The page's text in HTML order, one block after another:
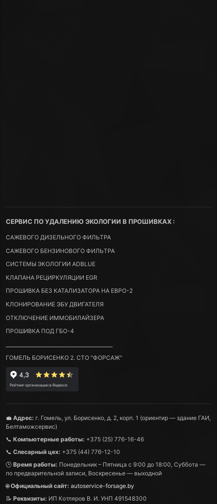
СЕРВИС ПО УДАЛЕНИЮ ЭКОЛОГИИ В ПРОШИВКАХ :
САЖЕВОГО ДИЗЕЛЬНОГО ФИЛЬТРА
САЖЕВОГО БЕНЗИНОВОГО ФИЛЬТРА
СИСТЕМЫ ЭКОЛОГИИ ADBLUE
КЛАПАНА РЕЦИРКУЛЯЦИИ EGR
ПРОШИВКА БЕЗ КАТАЛИЗАТОРА НА ЕВРО-2
КЛОНИРОВАНИЕ ЭБУ ДВИГАТЕЛЯ
ОТКЛЮЧЕНИЕ ИММОБИЛАЙЗЕРА
ПРОШИВКА ПОД ГБО-4
ГОМЕЛЬ БОРИСЕНКО 2. СТО "ФОРСАЖ"
💼 Адрес: г. Гомель, ул. Борисенко, д. 2, корп. 1 (ориентир — здание ГАИ,
Белтаможсервис)
📞 Компьютерные работы: +375 (25) 776-16-46
📞 Слесарный цех: +375 (44) 776-12-10
🕒 Время работы: Понедельник – Пятница с 9:00 до 18:00, Суббота —
по предварительной записи, Воскресенье — выходной
🌐Официальный сайт: autoservice-forsage.by
📝 Реквизиты: ИП Котляров В. И. УНП 491548300